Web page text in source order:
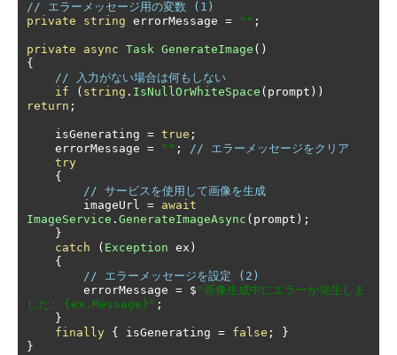
// エラーメッセージ用の変数 (1)
private
string errorMessage = "" ;
private async Task GenerateImage ()
{
// 入力がない場合は何もしない
if
( string . IsNullOrWhiteSpace ( prompt ))
return ;
    isGenerating
= true ;
    errorMessage
= "" ;
// エラーメッセージをクリア
try
{
// サービスを使用して画像を生成
        imageUrl
= await
ImageService . GenerateImageAsync ( prompt );
}
catch
( Exception ex )
{
// エラーメッセージを設定 (2)
        errorMessage
= $ "画像生成中にエラーが発生しま
した: {ex.Message}" ;
}
finally
{ isGenerating = false ;
}
}